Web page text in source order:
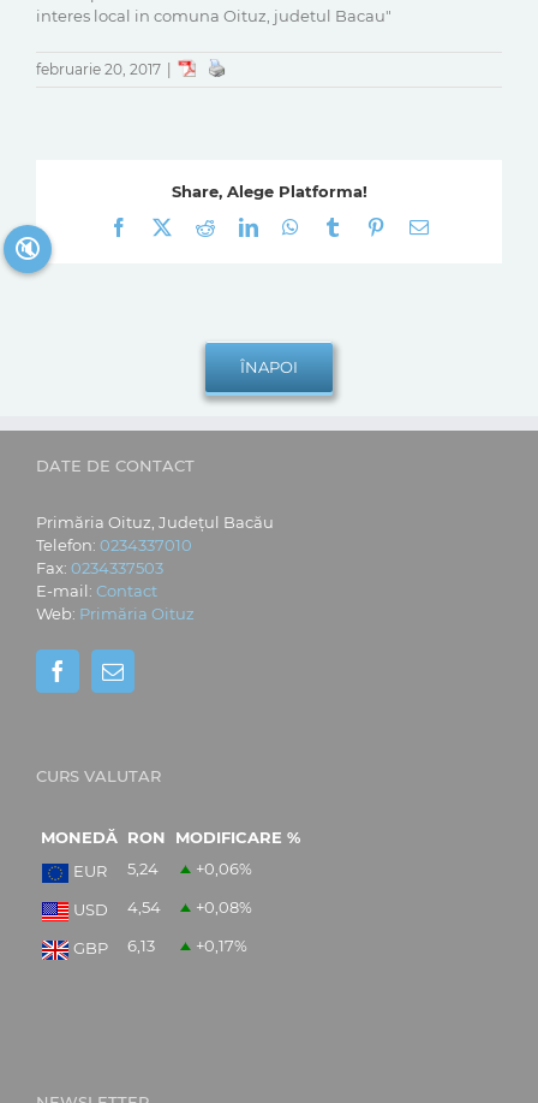
interes local in comuna Oituz, judetul Bacau"
februarie 20, 2017
Share, Alege Platforma!
Facebook
RedditLinkedInWhatsApp
Tumblr Pinterest
E-
DATE DE CONTACT
Primăria Oituz, Județul Bacău
Telefon: 0234337010
Fax: 0234337503
E-mail: Contact
Web: Primăria Oituz
CURS VALUTAR
MONEDĂ RON
MODIFICARE %
EUR
5,24 +0,06%
USD 4,54 +0,08%
GBP 6,13 +0,17%
🔇